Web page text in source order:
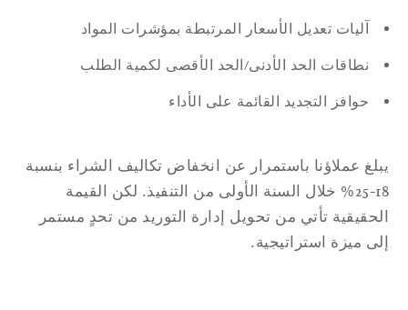
آليات تعديل الأسعار المرتبطة بمؤشرات المواد
نطاقات الحد الأدنى/الحد الأقصى لكمية الطلب
حوافز التجديد القائمة على الأداء
عملاؤنا باستمرار عن انخفاض تكاليف الشراء بنسبة
18-25% خلال السنة الأولى من التنفيذ. لكن القيمة
تأتي من تحويل إدارة التوريد من تحدٍ مستمر
ميزة استراتيجية.